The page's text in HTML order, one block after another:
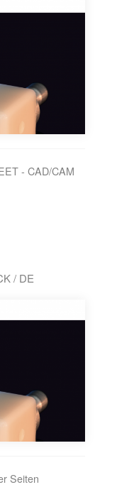
- CAD/CAM
/ DE
Seiten